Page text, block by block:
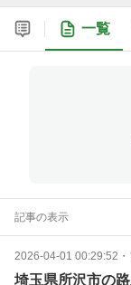
一覧
記事の表示
2026-04-01 00:29:52 ・
埼玉県所沢市の